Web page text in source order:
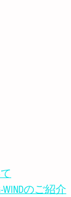
のご紹介